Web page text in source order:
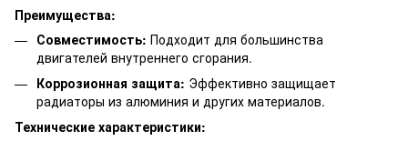
Преимущества:
Совместимость: Подходит для большинства
двигателей внутреннего сгорания.
Коррозионная защита: Эффективно защищает
радиаторы из алюминия и других материалов.
Технические характеристики: